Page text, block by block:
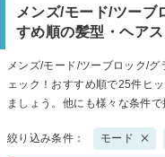
メンズ/モード/ツーブ
すめ順の髪型・ヘア
メンズ/モード/ツーブロック/
ェック！おすすめ順で25件ヒ
ましょう。他にも様々な条件で
絞り込み条件： モード